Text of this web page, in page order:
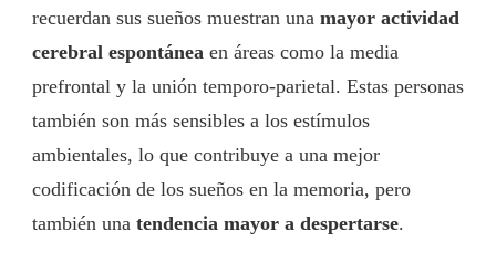
recuerdan sus sueños muestran una mayor actividad
cerebral espontánea en áreas como la media
prefrontal y la unión temporo-parietal. Estas personas
también son más sensibles a los estímulos
ambientales, lo que contribuye a una mejor
codificación de los sueños en la memoria, pero
también una tendencia mayor a despertarse.